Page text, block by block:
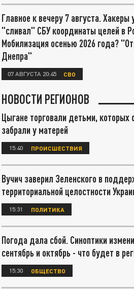
Главное к вечеру 7 августа. Хакеры
"сливал" СБУ координаты целей в
Мобилизация осенью 2026 года?
Днепра"
07 АВГУСТА 20:45 СВО
НОВОСТИ РЕГИОНОВ
Цыгане торговали детьми, которых
забрали у матерей
15:40 ПРОИСШЕСТВИЯ
Вучич заверил Зеленского в
территориальной целостности
15:31 ПОЛИТИКА
Погода дала сбой. Синоптики
сентябрь и октябрь - что будет в
15:30 ОБЩЕСТВО